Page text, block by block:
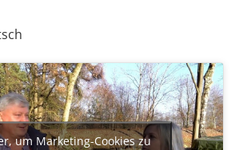
um Marketing-Cookies zu